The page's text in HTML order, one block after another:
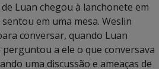
Luan chegou à lanchonete em
em uma mesa. Weslin
conversar, quando Luan
a ele o que conversava
uma discussão e ameaças de